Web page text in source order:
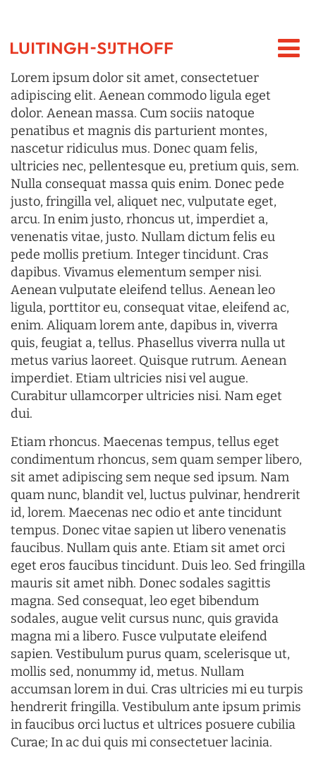
Lorem ipsum dolor sit amet, consectetuer
adipiscing elit. Aenean commodo ligula eget
dolor. Aenean massa. Cum sociis natoque
penatibus et magnis dis parturient montes,
nascetur ridiculus mus. Donec quam felis,
ultricies nec, pellentesque eu, pretium quis, sem.
Nulla consequat massa quis enim. Donec pede
justo, fringilla vel, aliquet nec, vulputate eget,
arcu. In enim justo, rhoncus ut, imperdiet a,
venenatis vitae, justo. Nullam dictum felis eu
pede mollis pretium. Integer tincidunt. Cras
dapibus. Vivamus elementum semper nisi.
Aenean vulputate eleifend tellus. Aenean leo
ligula, porttitor eu, consequat vitae, eleifend ac,
enim. Aliquam lorem ante, dapibus in, viverra
quis, feugiat a, tellus. Phasellus viverra nulla ut
metus varius laoreet. Quisque rutrum. Aenean
imperdiet. Etiam ultricies nisi vel augue.
Curabitur ullamcorper ultricies nisi. Nam eget
dui.
Etiam rhoncus. Maecenas tempus, tellus eget
condimentum rhoncus, sem quam semper libero,
sit amet adipiscing sem neque sed ipsum. Nam
quam nunc, blandit vel, luctus pulvinar, hendrerit
id, lorem. Maecenas nec odio et ante tincidunt
tempus. Donec vitae sapien ut libero venenatis
faucibus. Nullam quis ante. Etiam sit amet orci
eget eros faucibus tincidunt. Duis leo. Sed fringilla
mauris sit amet nibh. Donec sodales sagittis
magna. Sed consequat, leo eget bibendum
sodales, augue velit cursus nunc, quis gravida
magna mi a libero. Fusce vulputate eleifend
sapien. Vestibulum purus quam, scelerisque ut,
mollis sed, nonummy id, metus. Nullam
accumsan lorem in dui. Cras ultricies mi eu turpis
hendrerit fringilla. Vestibulum ante ipsum primis
in faucibus orci luctus et ultrices posuere cubilia
Curae; In ac dui quis mi consectetuer lacinia.